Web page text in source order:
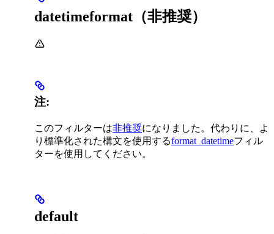
datetimeformat（非推奨）
注:
このフィルターは非推奨になりました。代わりに、よ
り標準化された構文を使用するformat_datetimeフィル
ターを使用してください。
default